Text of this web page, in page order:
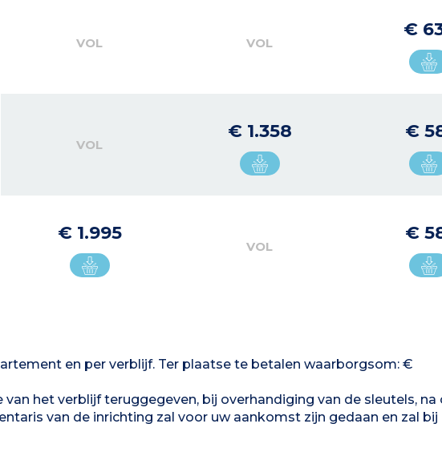
VOL VOL
€
VOL
€ 1.358 €
€ 1.995
VOL
€
en per verblijf. Ter plaatse te betalen waarborgsom: €
het verblijf teruggegeven, bij overhandiging van de sleutels, na
van de inrichting zal voor uw aankomst zijn gedaan en zal